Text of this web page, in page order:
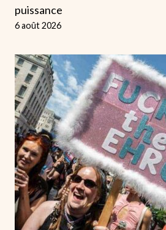
puissance
6 août 2026